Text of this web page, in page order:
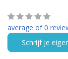
average of 0
Schrijf je